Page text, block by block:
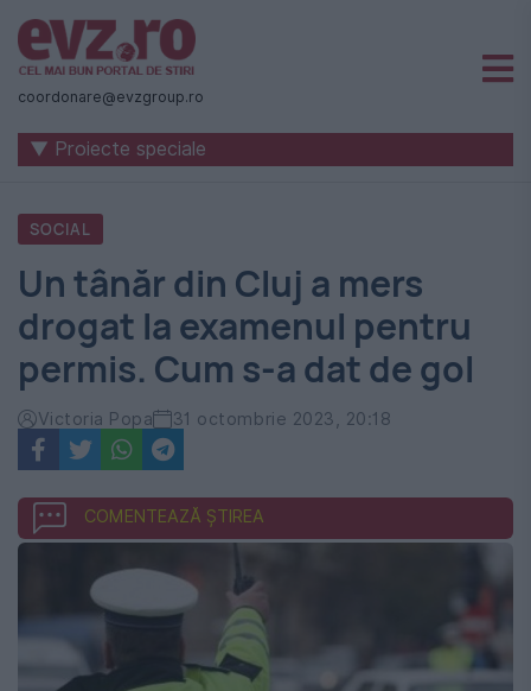
Știri
naționale
internaționale
România
-
Evenimentul
Zilei
coordonare@evzgroup.ro
▼ Proiecte speciale
SOCIAL
Un tânăr din Cluj a mers
drogat la examenul pentru
permis. Cum s-a dat de gol
Victoria Popa 31 octombrie 2023, 20:18
COMENTEAZĂ ȘTIREA